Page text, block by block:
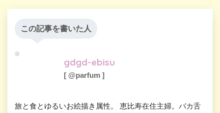
この記事を書いた人
gdgd-ebisu
[ @parfum ]
旅と食とゆるいお絵描き属性。 恵比寿在住主婦。バカ舌